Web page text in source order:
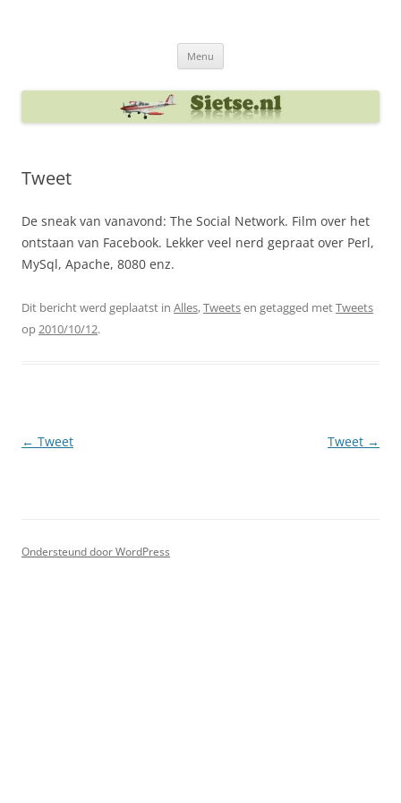
Menu
Tweet
De sneak van vanavond: The Social Network. Film over het
ontstaan van Facebook. Lekker veel nerd gepraat over Perl,
MySql, Apache, 8080 enz.
Dit bericht werd geplaatst in Alles,Tweetsen getagged metTweets
op2010/10/12.
Berichtnavigatie
← Tweet Tweet →
Ondersteund door WordPress